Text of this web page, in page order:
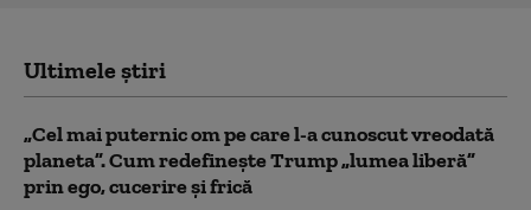
Ultimele știri
„Cel mai puternic om pe care l-a cunoscut vreodată
planeta”. Cum redefinește Trump „lumea liberă”
prin ego, cucerire și frică